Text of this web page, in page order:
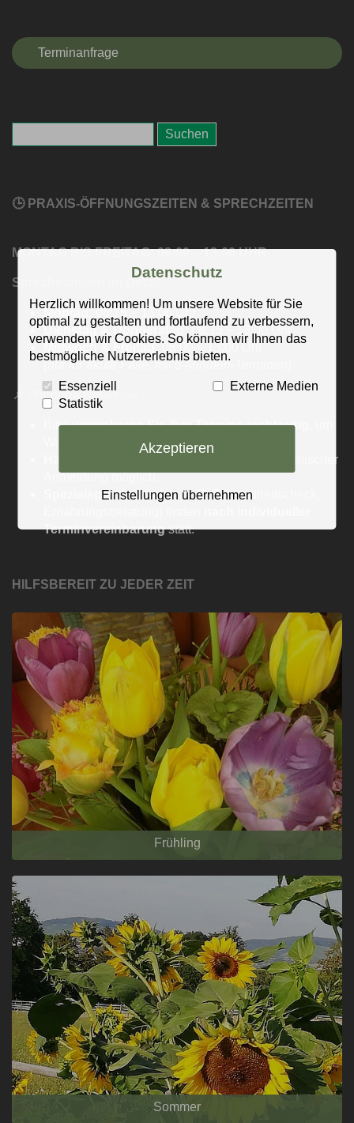
Terminanfrage
🕒 PRAXIS-ÖFFNUNGSZEITEN & SPRECHZEITEN
MONTAG BIS FREITAG: 08:00 – 13:00 UHR
Sprechstunden im Detail
Montag:08:15 – 13:00 Uhr
Dienstag & Donnerstag:08:15 – 13:00 Uhr
Mittwoch & Freitag:08:00 – 13:00 Uhr
(nur für akute Fälle, mit 5-Minuten-Terminen)
📌 Wichtige Hinweise
Bittevereinbaren Sie Ihre Termine rechtzeitig
Wartezeiten zu vermeiden.
Hausbesuche bei Notfällen
sind nach telefonischer
Anmeldung möglich.
Spezialsprechstunden (z. B. Gesundheitscheck,
Terminvereinbarung statt.
HILFSBEREIT ZU JEDER ZEIT
Frühling
Sommer
Datenschutz
Herzlich willkommen! Um unsere Website für Sie
optimal zu gestalten und fortlaufend zu verbessern,
verwenden wir Cookies. So können wir Ihnen das
bestmögliche Nutzererlebnis bieten.
Essenziell
Externe Medien
Statistik
Akzeptieren
Einstellungen übernehmen